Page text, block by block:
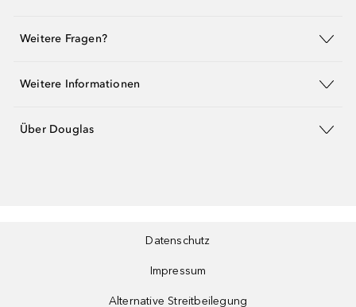
Weitere Fragen?
Weitere Informationen
Über Douglas
Datenschutz
Impressum
Alternative Streitbeilegung